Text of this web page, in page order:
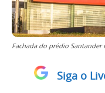
Fachada do prédio Santander
Siga o